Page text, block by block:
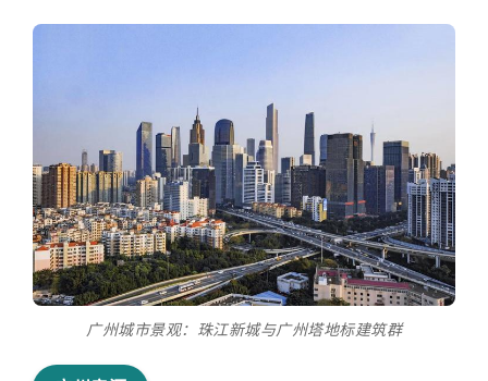
广州城市景观：珠江新城与广州塔地标建筑群